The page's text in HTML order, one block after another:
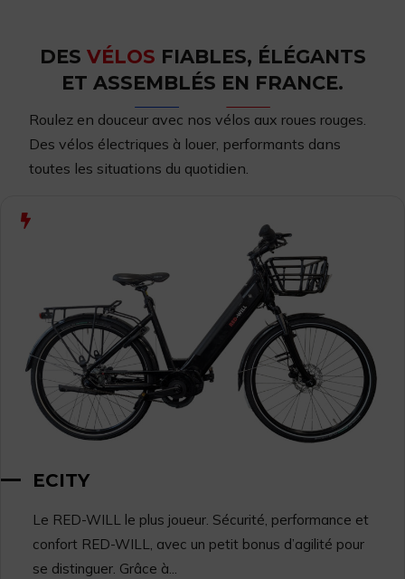
DES VÉLOS FIABLES, ÉLÉGANTS
ET ASSEMBLÉS EN FRANCE.
Roulez en douceur avec nos vélos aux roues rouges.
Des vélos électriques à louer, performants dans
toutes les situations du quotidien.
ECITY
Le RED-WILL le plus joueur. Sécurité, performance et
confort RED-WILL, avec un petit bonus d’agilité pour
se distinguer. Grâce à...